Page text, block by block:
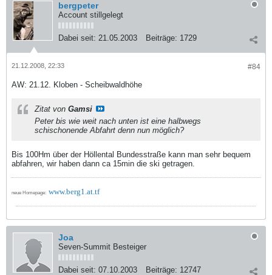
bergpeter
Account stillgelegt
Dabei seit: 21.05.2003 Beiträge: 1729
#84
21.12.2008, 22:33
AW: 21.12. Kloben - Scheibwaldhöhe
Zitat von Gamsi
Peter bis wie weit nach unten ist eine halbwegs
schischonende Abfahrt denn nun möglich?
Bis 100Hm über der Höllental Bundesstraße kann man sehr bequem
abfahren, wir haben dann ca 15min die ski getragen.
neue Homepage: www.berg1.at.tf
Joa
Seven-Summit Besteiger
Dabei seit: 07.10.2003 Beiträge: 12747